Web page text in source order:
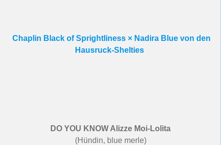
Chaplin Black of Sprightliness × Nadira Blue von den
Hausruck-Shelties
DO YOU KNOW Alizze Moi-Lolita
(Hündin, blue merle)